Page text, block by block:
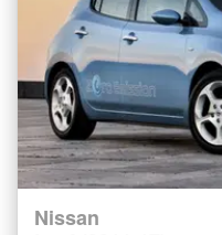
Nissan